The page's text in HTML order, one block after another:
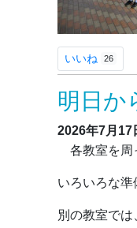
いいね 26
明日か
2026年7月17
各教室を周
いろいろな
別の教室で